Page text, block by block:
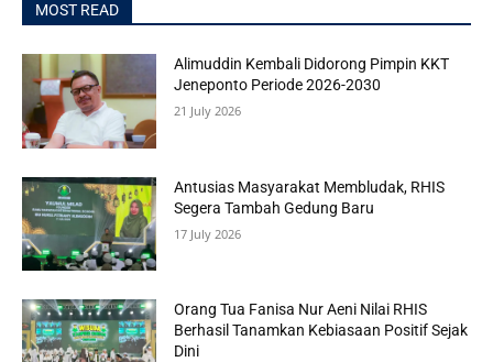
MOST READ
Alimuddin Kembali Didorong Pimpin KKT
Jeneponto Periode 2026-2030
21 July 2026
Antusias Masyarakat Membludak, RHIS
Segera Tambah Gedung Baru
17 July 2026
Orang Tua Fanisa Nur Aeni Nilai RHIS
Berhasil Tanamkan Kebiasaan Positif Sejak
Dini